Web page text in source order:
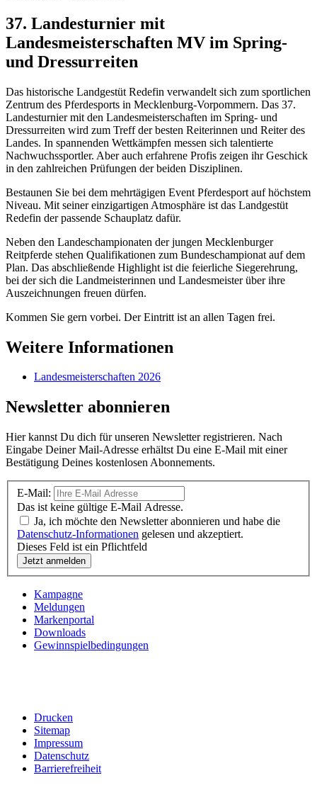
37. Landesturnier mit
Landesmeisterschaften MV im Spring-
und Dressurreiten
Das historische Landgestüt Redefin verwandelt sich zum sportlichen
Zentrum des Pferdesports in Mecklenburg-Vorpommern. Das 37.
Landesturnier mit den Landesmeisterschaften im Spring- und
Dressurreiten wird zum Treff der besten Reiterinnen und Reiter des
Landes. In spannenden Wettkämpfen messen sich talentierte
Nachwuchssportler. Aber auch erfahrene Profis zeigen ihr Geschick
in den zahlreichen Prüfungen der beiden Disziplinen.
Bestaunen Sie bei dem mehrtägigen Event Pferdesport auf höchstem
Niveau. Mit seiner einzigartigen Atmosphäre ist das Landgestüt
Redefin der passende Schauplatz dafür.
Neben den Landeschampionaten der jungen Mecklenburger
Reitpferde stehen Qualifikationen zum Bundeschampionat auf dem
Plan. Das abschließende Highlight ist die feierliche Siegerehrung,
bei der sich die Landmeisterinnen und Landesmeister über ihre
Auszeichnungen freuen dürfen.
Kommen Sie gern vorbei. Der Eintritt ist an allen Tagen frei.
Weitere Informationen
Landesmeisterschaften 2026
Newsletter abonnieren
Hier kannst Du dich für unseren Newsletter registrieren. Nach
Eingabe Deiner Mail-Adresse erhältst Du eine E-Mail mit einer
Bestätigung Deines kostenlosen Abonnements.
E-Mail:
Das ist keine gültige E-Mail Adresse.
Ja, ich möchte den Newsletter abonnieren und habe die
Datenschutz-Informationen gelesen und akzeptiert.
Dieses Feld ist ein Pflichtfeld
Kampagne
Meldungen
Markenportal
Downloads
Gewinnspielbedingungen
Drucken
Sitemap
Impressum
Datenschutz
Barrierefreiheit